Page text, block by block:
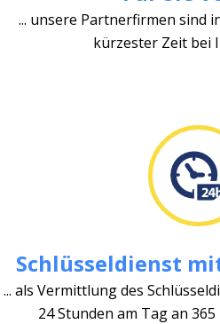
... unsere Partnerfirmen sind
kürzester Zeit bei
Schlüsseldienst
... als Vermittlung des
24 Stunden am Tag an